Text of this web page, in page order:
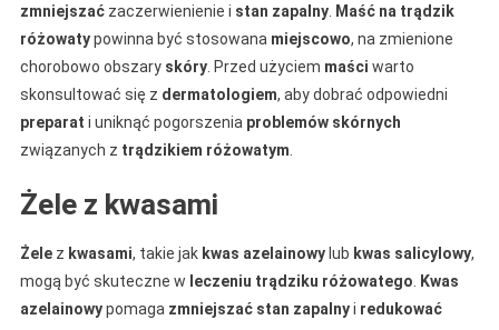
zmniejszaćzaczerwienienie i stan zapalny. Maść na trądzik
różowatypowinna być stosowana miejscowo, na zmienione
chorobowo obszary skóry. Przed użyciem maści warto
skonsultować się z dermatologiem, aby dobrać odpowiedni
preparat i uniknąć pogorszenia problemów skórnych
związanych z trądzikiem różowatym
Żele z kwasami
Żelez kwasami, takie jak kwas azelainowylub kwas salicylowy,
mogą być skuteczne w leczeniu trądziku różowatego
Kwas
azelainowypomaga zmniejszać stan zapalnyi redukować